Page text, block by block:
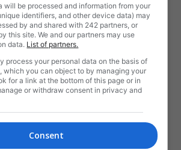
will be processed and information from your
identifiers, and other device data) may
by and shared with 242 partners, or
this site. We and our partners may use
data. List of partners.
process your personal data on the basis of
which you can object to by managing your
for a link at the bottom of this page or in
or withdraw consent in privacy and
Consent